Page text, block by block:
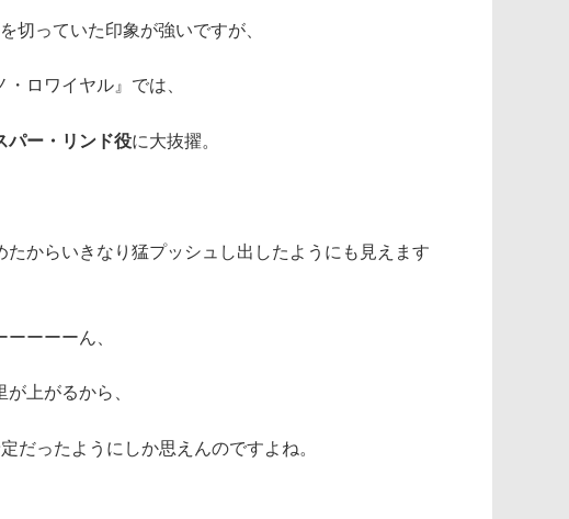
切っていた印象が強いですが、
ロワイヤル』では、
パー・リンド役に大抜擢。
たからいきなり猛プッシュし出したようにも見えます
ーーーん、
上がるから、
だったようにしか思えんのですよね。